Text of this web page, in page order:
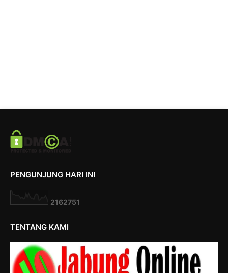
PENGUNJUNG HARI INI
2162751
TENTANG KAMI